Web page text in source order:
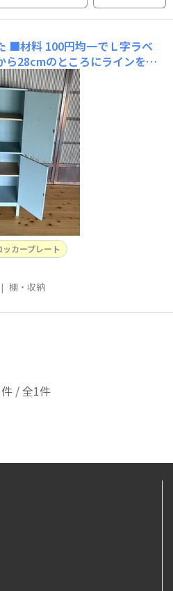
■材料 100円均一でＬ字ラベ
28cmのところにラインを引
にラベルプレートをつける■
けることで取り外しができるよ
っていたので使いました
ッカープレート
| 棚・収納
/ 全1件